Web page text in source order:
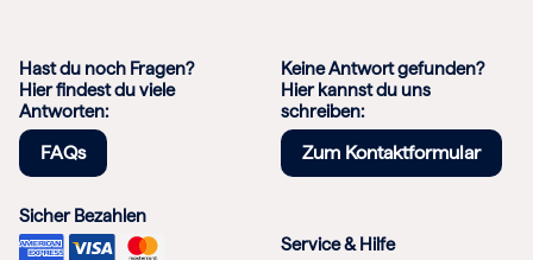
Hast du noch Fragen?
Hier findest du viele
Antworten:
FAQs
Keine Antwort gefunden?
Hier kannst du uns
schreiben:
Zum Kontaktformular
Sicher Bezahlen
Service & Hilfe